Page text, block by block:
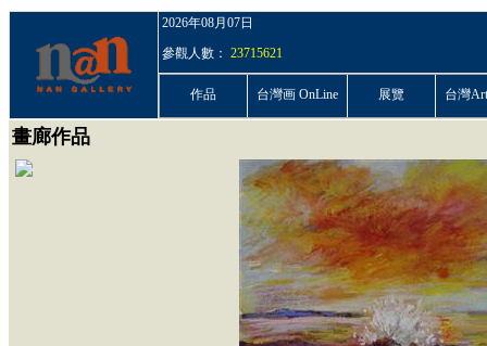
2026年08月07日
參觀人數： 23715621
作品 台灣画 OnLine 展覽 台灣
畫廊作品